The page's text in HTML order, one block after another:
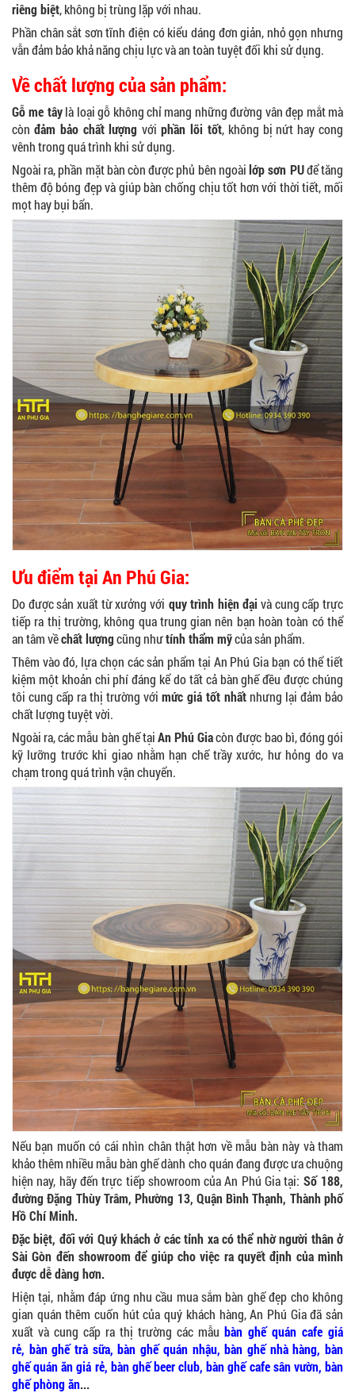
riêng biệt, không bị trùng lặp với nhau.
Phần chân sắt sơn tĩnh điện có kiểu dáng đơn giản, nhỏ gọn nhưng
vẫn đảm bảo khả năng chịu lực và an toàn tuyệt đối khi sử dụng.
Về chất lượng của sản phẩm:
Gỗ me tâylà loại gỗ không chỉ mang những đường vân đẹp mắt mà
còn đảm bảo chất lượngvớiphần lõi tốt, không bị nứt hay cong
vênh trong quá trình khi sử dụng.
Ngoài ra, phần mặt bàn còn được phủ bên ngoàilớp sơn PUđể tăng
thêm độ bóng đẹp và giúp bàn chống chịu tốt hơn với thời tiết, mối
mọt hay bụi bẩn.
Ưu điểm tại An Phú Gia:
Do được sản xuất từ xưởng với quy trình hiện đại và cung cấp trực
tiếp ra thị trường, không qua trung gian nên bạn hoàn toàn có thể
an tâm vềchất lượngcũng nhưtính thẩm mỹcủa sản phẩm.
Thêm vào đó, lựa chọn các sản phẩm tại An Phú Gia bạn có thể tiết
kiệm một khoản chi phí đáng kể do tất cả bàn ghế đều được chúng
tôi cung cấp ra thị trường với mức giá tốt nhất nhưng lại đảm bảo
chất lượng tuyệt vời.
Ngoài ra, các mẫu bàn ghế tạiAn Phú Giacòn được bao bì, đóng gói
kỹ lưỡng trước khi giao nhằm hạn chế trầy xước, hư hỏng do va
chạm trong quá trình vận chuyển.
Nếu bạn muốn có cái nhìn chân thật hơn về mẫu bàn này và tham
khảo thêm nhiều mẫu bàn ghế dành cho quán đang được ưa chuộng
hiện nay, hãy đến trực tiếp showroom của An Phú Gia tại: Số 188,
đường Đặng Thùy Trâm, Phường 13, Quận Bình Thạnh, Thành phố
Hồ Chí Minh.
Đặc biệt, đối với Quý khách ở các tỉnh xa có thể nhờ người thân ở
Sài Gòn đến showroom để giúp cho việc ra quyết định của mình
được dễ dàng hơn.
Hiện tại, nhằm đáp ứng nhu cầu mua sắm bàn ghế đẹp cho không
gian quán thêm cuốn hút của quý khách hàng, An Phú Gia đã sản
xuất và cung cấp ra thị trường các mẫu bàn ghế quán cafe giá
rẻ, bàn ghế trà sữa,bàn ghế quán nhậu,bàn ghế nhà hàng,bàn
ghế quán ăn giá rẻ, bàn ghế beer club,bàn ghế cafe sân vườn,bàn
ghế phòng ăn...
Ghế Ăn nhập khẩu ELLA - Mã SP: GNK05
Liên hệ